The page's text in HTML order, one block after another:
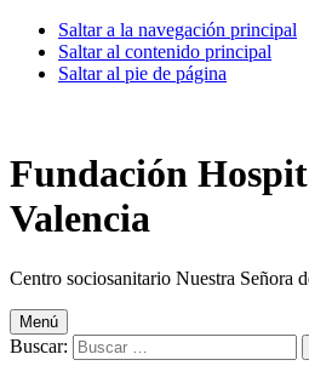
Saltar a la navegación principal
Saltar al contenido principal
Saltar al pie de página
Fundación
Valencia
Centro sociosanitario Nuestra Señora
Menú
Buscar: